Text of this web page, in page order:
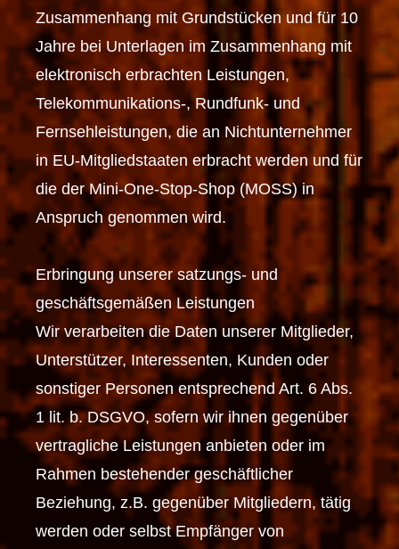
Zusammenhang mit Grundstücken und für 10
Jahre bei Unterlagen im Zusammenhang mit
elektronisch erbrachten Leistungen,
Telekommunikations-, Rundfunk- und
Fernsehleistungen, die an Nichtunternehmer
in EU-Mitgliedstaaten erbracht werden und für
die der Mini-One-Stop-Shop (MOSS) in
Anspruch genommen wird.
Erbringung unserer satzungs- und
geschäftsgemäßen Leistungen
Wir verarbeiten die Daten unserer Mitglieder,
Unterstützer, Interessenten, Kunden oder
sonstiger Personen entsprechend Art. 6 Abs.
1 lit. b. DSGVO, sofern wir ihnen gegenüber
vertragliche Leistungen anbieten oder im
Rahmen bestehender geschäftlicher
Beziehung, z.B. gegenüber Mitgliedern, tätig
werden oder selbst Empfänger von